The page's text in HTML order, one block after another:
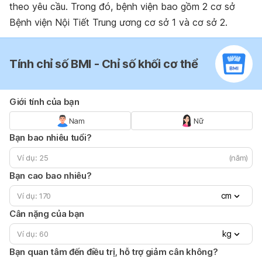
theo yêu cầu. Trong đó, bệnh viện bao gồm 2 cơ sở
Bệnh viện Nội Tiết Trung ương cơ sở 1 và cơ sở 2.
Tính chỉ số BMI - Chỉ số khối cơ thể
Giới tính của bạn
Nam Nữ
Bạn bao nhiêu tuổi?
(năm)
Bạn cao bao nhiêu?
cm
Cân nặng của bạn
kg
Bạn quan tâm đến điều trị, hỗ trợ giảm cân không?